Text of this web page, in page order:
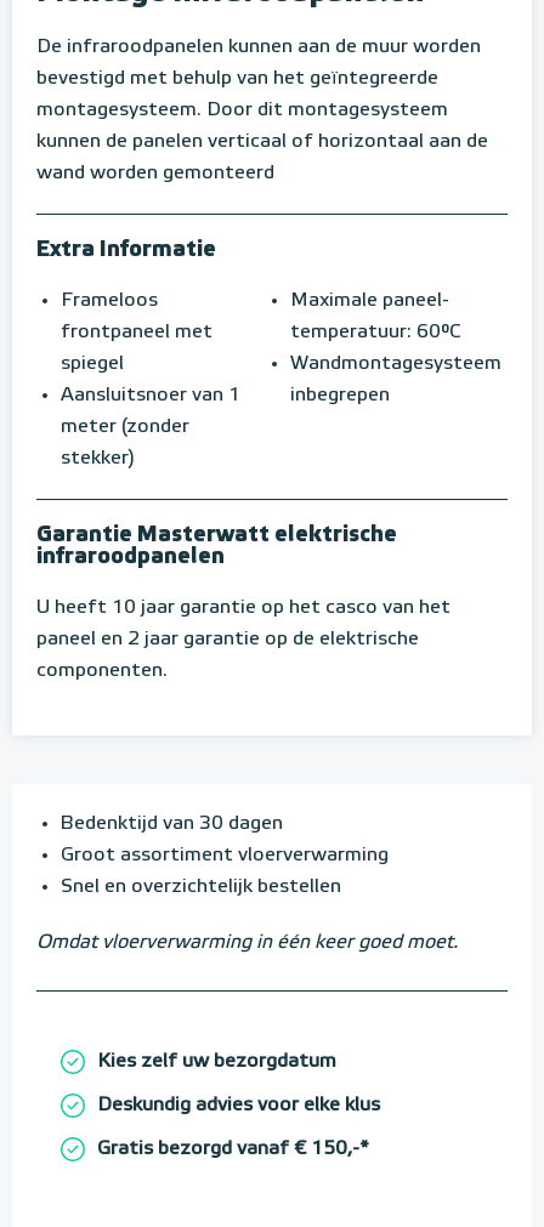
De infraroodpanelen kunnen aan de muur worden
bevestigd met behulp van het geïntegreerde
montagesysteem. Door dit montagesysteem
kunnen de panelen verticaal of horizontaal aan de
wand worden gemonteerd
Extra Informatie
Frameloos
frontpaneel met
spiegel
Aansluitsnoer van 1
meter (zonder
stekker)
Maximale paneel-
temperatuur: 60°C
Wandmontagesysteem
inbegrepen
Garantie Masterwatt elektrische
infraroodpanelen
U heeft 10 jaar garantie op het casco van het
paneel en 2 jaar garantie op de elektrische
componenten.
Bedenktijd van 30 dagen
Groot assortiment vloerverwarming
Snel en overzichtelijk bestellen
Omdat vloerverwarming in één keer goed moet.
Kies zelf uw bezorgdatum
Deskundig advies voor elke klus
Gratis bezorgd vanaf € 150,-*